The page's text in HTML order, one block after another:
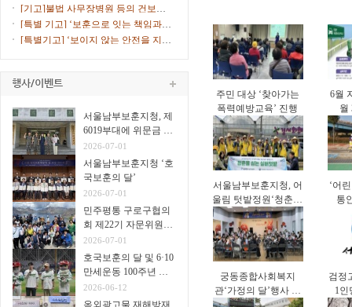
노선 환기...
[기고]불법 사무장병원 등의 건보재
정 침해에...
[특별 기고] ‘보훈으로 잇는 책임과
통합의 ...
[특별기고] ‘보이지 않는 안전을 지키
서울남부보훈지청, 제
6019부대에 위문금 전
달
2026-07-01
서울남부보훈지청 ‘호
국보훈의 달’
2026-07-01
민주평통 구로구협의
회 제22기 자문위원
31명
2026-07-01
호국보훈의 달 및 6·10
만세운동 100주년 고
척야구장서 시구·시타
2026-06-12
옥외광고물 재해방재
주민 대상 ‘찾아가는
폭력예방교육’ 진행
6월
월
서울남부보훈지청, 어
울림 텃밭정원‘청춘을
심는 실버 텃밭’진행
‘어
통
궁동종합사회복지
관‘가정의 달’행사 진
행
검정
1인